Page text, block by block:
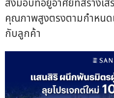
ส่งมอบที่อยู่อาศัยที่สร้างเ
คุณภาพสูงตรงตามกำหนด
กับลูกค้า